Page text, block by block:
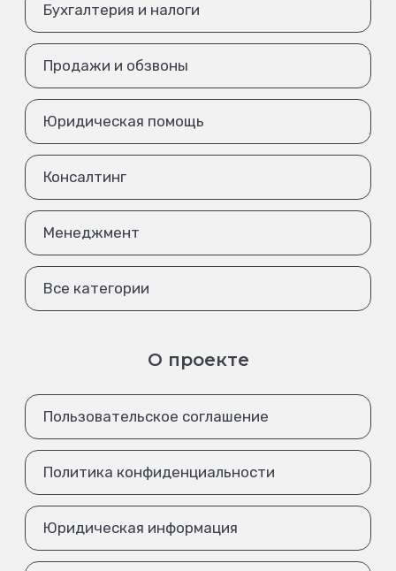
Бухгалтерия и налоги
Продажи и обзвоны
Юридическая помощь
Консалтинг
Менеджмент
Все категории
О проекте
Пользовательское соглашение
Политика конфиденциальности
Юридическая информация